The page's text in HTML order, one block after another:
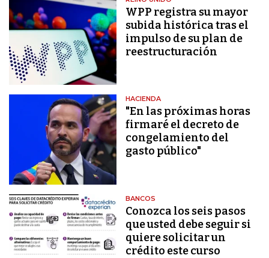
WPP registra su mayor
subida histórica tras el
impulso de su plan de
reestructuración
HACIENDA
"En las próximas horas
firmaré el decreto de
congelamiento del
gasto público"
BANCOS
Conozca los seis pasos
que usted debe seguir si
quiere solicitar un
crédito este curso